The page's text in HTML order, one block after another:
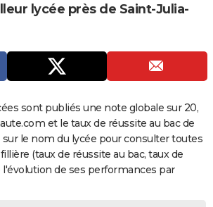
lycée près de Saint-Julia-
sont publiés une note globale sur 20,
et le taux de réussite au bac de
sur le nom du lycée pour consulter toutes
(taux de réussite au bac, taux de
de ses performances par